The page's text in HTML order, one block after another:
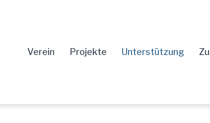
Verein
Projekte Unterstützung